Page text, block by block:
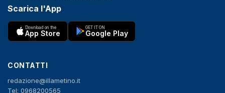
Scarica l'App
Download on the
App Store
GET IT ON
Google Play
CONTATTI
redazione@illametino.it
Tel: 0968200565